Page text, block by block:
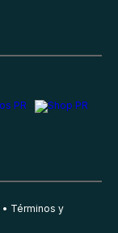
Términos y